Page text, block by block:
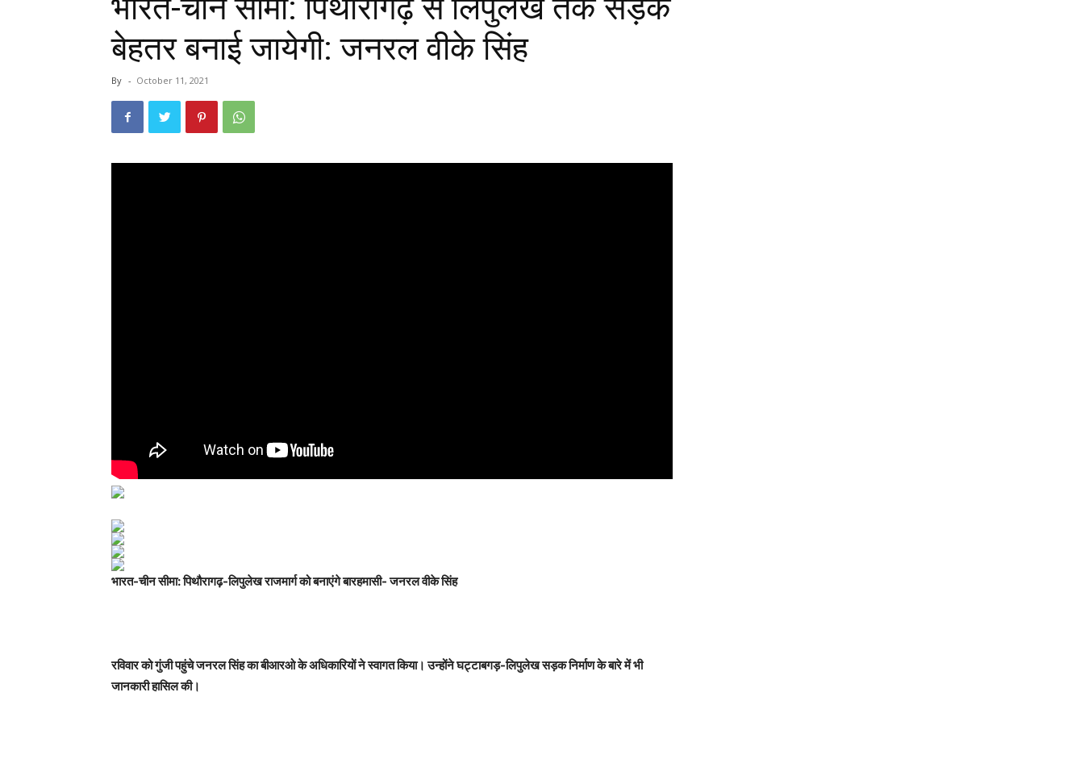
भारत-चीन सीमा: पिथौरागढ़ से लिपुलेख तक सड़क
बेहतर बनाई जायेगी: जनरल वीके सिंह
By - October 11, 2021
भारत-चीन सीमा: पिथौरागढ़-लिपुलेख राजमार्ग को बनाएंगे बारहमासी- जनरल वीके सिंह
रविवार को गुंजी पहुंचे जनरल सिंह का बीआरओ के अधिकारियों ने स्वागत किया। उन्होंने घट्टाबगड़-लिपुलेख सड़क निर्माण के बारे में भी
जानकारी हासिल की।